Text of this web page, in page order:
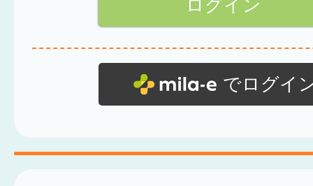
でログイ